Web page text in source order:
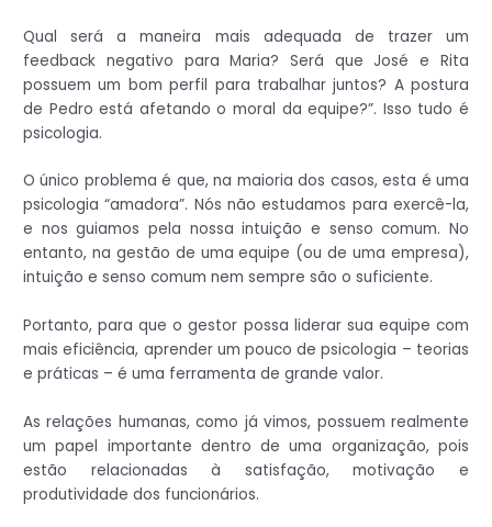
Qual será a maneira mais adequada de trazer um
feedback negativo para Maria? Será que José e Rita
possuem um bom perfil para trabalhar juntos? A postura
de Pedro está afetando o moral da equipe?”. Isso tudo é
psicologia.
O único problema é que, na maioria dos casos, esta é uma
psicologia “amadora”. Nós não estudamos para exercê-la,
e nos guiamos pela nossa intuição e senso comum. No
entanto, na gestão de uma equipe (ou de uma empresa),
intuição e senso comum nem sempre são o suficiente.
Portanto, para que o gestor possa liderar sua equipe com
mais eficiência, aprender um pouco de psicologia – teorias
e práticas – é uma ferramenta de grande valor.
As relações humanas, como já vimos, possuem realmente
um papel importante dentro de uma organização, pois
estão relacionadas à satisfação, motivação e
produtividade dos funcionários.